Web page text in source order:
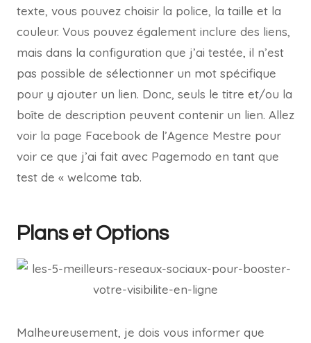
texte, vous pouvez choisir la police, la taille et la
couleur. Vous pouvez également inclure des liens,
mais dans la configuration que j’ai testée, il n’est
pas possible de sélectionner un mot spécifique
pour y ajouter un lien. Donc, seuls le titre et/ou la
boîte de description peuvent contenir un lien. Allez
voir la page Facebook de l’Agence Mestre pour
voir ce que j’ai fait avec Pagemodo en tant que
test de « welcome tab.
Plans et Options
Malheureusement, je dois vous informer que